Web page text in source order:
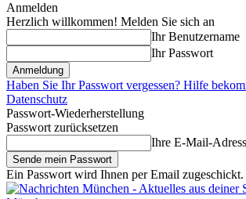
Anmelden
Herzlich willkommen! Melden Sie sich an
Ihr Benutzername
Ihr Passwort
Haben Sie Ihr Passwort vergessen? Hilfe
Datenschutz
Passwort-Wiederherstellung
Passwort zurücksetzen
Ihre E-Mail-
Ein Passwort wird Ihnen per Email zugeschickt.